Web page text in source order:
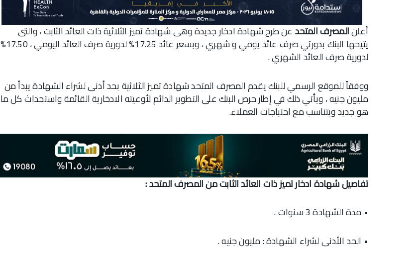
أعلنالمصرف المتحد عن طرح شهادة ادخار جديدة وهى شهادة تميز الثلاثية ذات العائد الثابت ، والتى
يتيحها البنك بدورتي صرف عائد يومي و شهري ، وبسعر عائد 17.25% لدورية صرف العائد اليومي ، 17.50%
لدورية صرف العائد الشهري .
ووفقاً للموقع الرسمي للبنك يقدم المصرف المتحد شهادة تميز الثلاثية بحد أدنى لشراء الشهادة يبدأ من
مليون جنيه ، ويأتي ذلك في إطار حرص البنك على التطوير الدائم لأوعيته الادخارية القائمة واستحداث كل ما
هو جديد ويتناسب مع احتياجات العملاء.
تفاصيل شهادة ادخار تميز ذات العائد الثابت من المصرف المتحد :
• مدة الشهادة 3 سنوات .
• الحد الأدنى لشراء الشهادة : مليون جنيه .